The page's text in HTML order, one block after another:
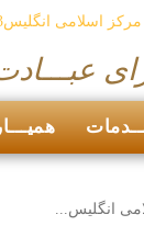
انگلیس...